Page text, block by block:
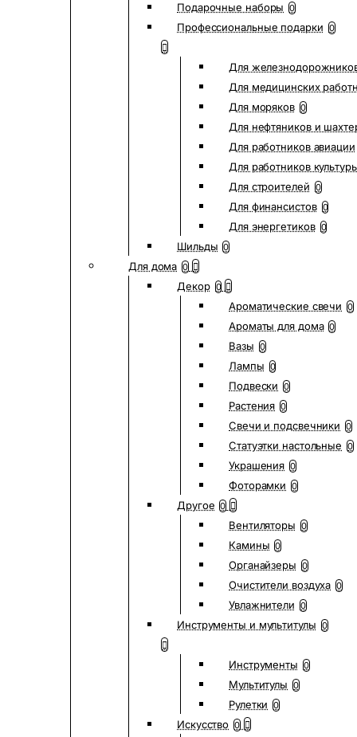
Подарочные наборы 0
Профессиональные подарки 0
Для
Для медицинских
Для моряков 0
Для нефтяников и
Для работников авиации
Для работников
Для строителей 0
Для финансистов 0
Для энергетиков 0
Шильды 0
Для дома 0
Декор 0
Ароматические свечи 0
Ароматы для дома 0
Вазы 0
Лампы 0
Подвески 0
Растения 0
Свечи и подсвечники 0
Статуэтки настольные 0
Украшения 0
Фоторамки 0
Другое 0
Вентиляторы 0
Камины 0
Органайзеры 0
Очистители воздуха 0
Увлажнители 0
Инструменты и мультитулы 0
Инструменты 0
Мультитулы 0
Рулетки 0
Искусство 0